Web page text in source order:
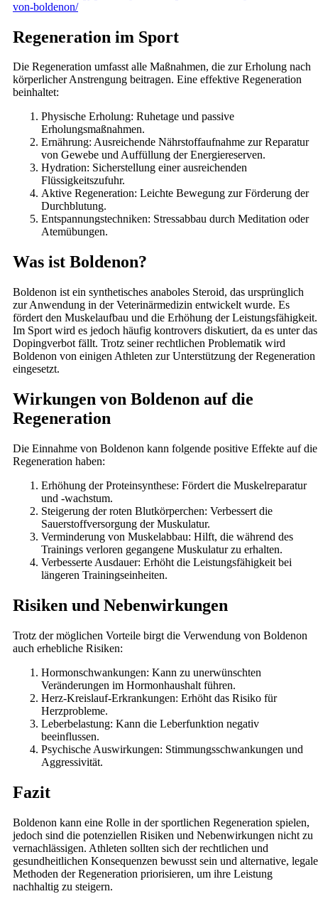
von-boldenon/
Regeneration im Sport
Die Regeneration umfasst alle Maßnahmen, die zur Erholung nach
körperlicher Anstrengung beitragen. Eine effektive Regeneration
beinhaltet:
Physische Erholung: Ruhetage und passive
Erholungsmaßnahmen.
Ernährung: Ausreichende Nährstoffaufnahme zur Reparatur
von Gewebe und Auffüllung der Energiereserven.
Hydration: Sicherstellung einer ausreichenden
Flüssigkeitszufuhr.
Aktive Regeneration: Leichte Bewegung zur Förderung der
Durchblutung.
Entspannungstechniken: Stressabbau durch Meditation oder
Atemübungen.
Was ist Boldenon?
Boldenon ist ein synthetisches anaboles Steroid, das ursprünglich
zur Anwendung in der Veterinärmedizin entwickelt wurde. Es
fördert den Muskelaufbau und die Erhöhung der Leistungsfähigkeit.
Im Sport wird es jedoch häufig kontrovers diskutiert, da es unter das
Dopingverbot fällt. Trotz seiner rechtlichen Problematik wird
Boldenon von einigen Athleten zur Unterstützung der Regeneration
eingesetzt.
Wirkungen von Boldenon auf die
Regeneration
Die Einnahme von Boldenon kann folgende positive Effekte auf die
Regeneration haben:
Erhöhung der Proteinsynthese: Fördert die Muskelreparatur
und -wachstum.
Steigerung der roten Blutkörperchen: Verbessert die
Sauerstoffversorgung der Muskulatur.
Verminderung von Muskelabbau: Hilft, die während des
Trainings verloren gegangene Muskulatur zu erhalten.
Verbesserte Ausdauer: Erhöht die Leistungsfähigkeit bei
längeren Trainingseinheiten.
Risiken und Nebenwirkungen
Trotz der möglichen Vorteile birgt die Verwendung von Boldenon
auch erhebliche Risiken:
Hormonschwankungen: Kann zu unerwünschten
Veränderungen im Hormonhaushalt führen.
Herz-Kreislauf-Erkrankungen: Erhöht das Risiko für
Herzprobleme.
Leberbelastung: Kann die Leberfunktion negativ
beeinflussen.
Psychische Auswirkungen: Stimmungsschwankungen und
Aggressivität.
Fazit
Boldenon kann eine Rolle in der sportlichen Regeneration spielen,
jedoch sind die potenziellen Risiken und Nebenwirkungen nicht zu
vernachlässigen. Athleten sollten sich der rechtlichen und
gesundheitlichen Konsequenzen bewusst sein und alternative, legale
Methoden der Regeneration priorisieren, um ihre Leistung
nachhaltig zu steigern.